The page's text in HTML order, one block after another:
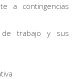
a contingencias
de trabajo y sus